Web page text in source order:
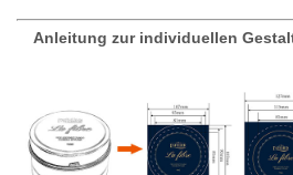
Anleitung zur individuellen